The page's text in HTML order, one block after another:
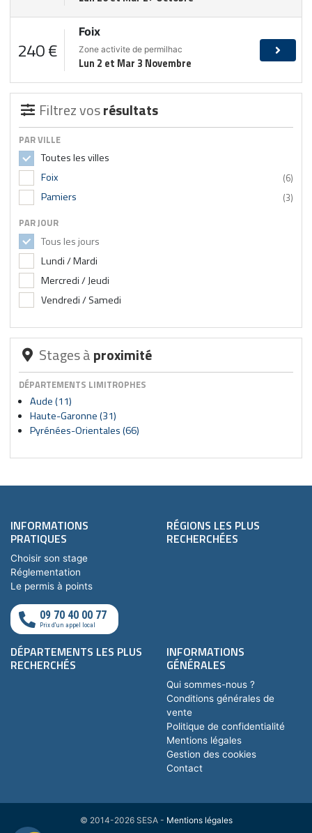
240 €
Foix
Zone activite de permilhac
Lun 2 et Mar 3 Novembre
Filtrez vosrésultats
PAR VILLE
Toutes les villes
Foix
(6)
Pamiers (3)
PAR JOUR
Tous les jours
Lundi / Mardi
Mercredi / Jeudi
Vendredi / Samedi
Stages àproximité
DÉPARTEMENTS LIMITROPHES
Aude (11)
Haute-Garonne (31)
Pyrénées-Orientales (66)
INFORMATIONS
PRATIQUES
Choisir son stage
Réglementation
Le permis à points
09 70 40 00 77
Prix d'un appel local
RÉGIONS LES PLUS
RECHERCHÉES
DÉPARTEMENTS LES PLUS
RECHERCHÉS
INFORMATIONS
GÉNÉRALES
Qui sommes-nous ?
Conditions générales de
vente
Politique de confidentialité
Mentions légales
Gestion des cookies
Contact
© 2014-2026 SESA - Mentions légales